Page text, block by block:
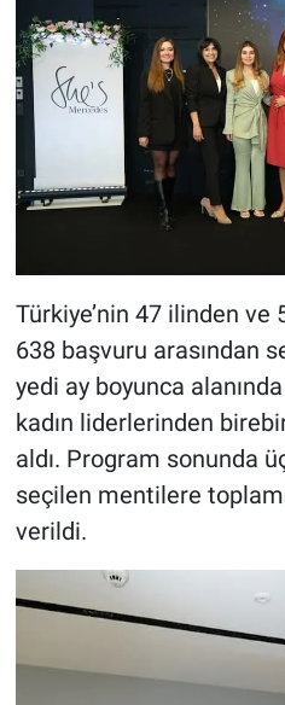
Türkiye’nin 47 ilinden ve
638 başvuru arasından
yedi ay boyunca
kadın liderlerinden
aldı. Program sonunda
seçilen mentilere
verildi.